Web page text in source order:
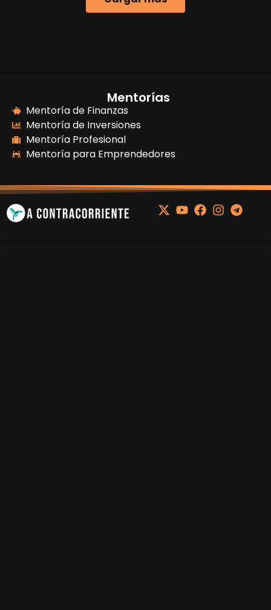
Mentorías
Mentoría de Finanzas
Mentoría de Inversiones
Mentoría Profesional
Mentoría para Emprendedores